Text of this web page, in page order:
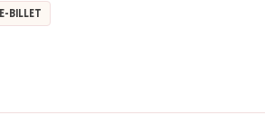
E-BILLET